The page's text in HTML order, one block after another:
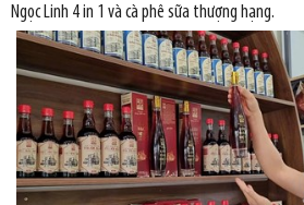
Ngọc Linh 4 in 1 và cà phê sữa thượng hạng.